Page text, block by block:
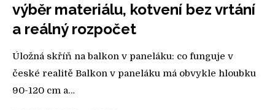
výběr materiálu, kotvení bez vrtání
a reálný rozpočet
Úložná skříň na balkon v paneláku: co funguje v
české realitě Balkon v paneláku má obvykle hloubku
90-120 cm a…